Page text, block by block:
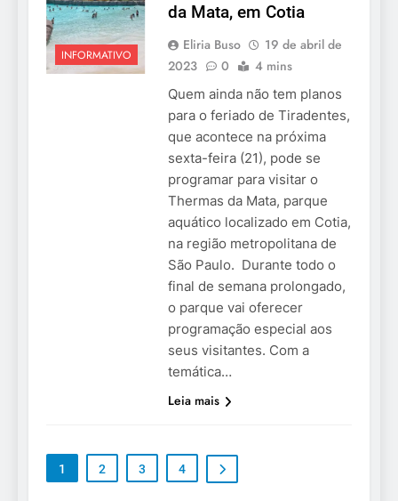
INFORMATIVO
da Mata, em Cotia
Eliria Buso
19 de abril de
2023
0 4 mins
Quem ainda não tem planos
para o feriado de Tiradentes,
que acontece na próxima
sexta-feira (21), pode se
programar para visitar o
Thermas da Mata, parque
aquático localizado em Cotia,
na região metropolitana de
São Paulo. Durante todo o
final de semana prolongado,
o parque vai oferecer
programação especial aos
seus visitantes. Com a
temática…
Leia mais
1 2 3 4